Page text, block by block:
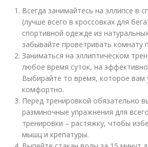
Всегда занимайтесь на эллипсе в
(лучше всего в кроссовках для
спортивной одежде из
забывайте проветривать комнату
Заниматься на эллиптическом
любое время суток, на
Выбирайте то время, которое вам
комфортно.
Перед тренировкой обязательно
разминочные упражнения для
тренировки – растяжку, чтобы
мышц и крепатуры.